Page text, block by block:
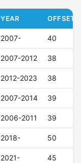
YEAR OFFSET
2007- 40
2007-2012 38
2012-2023 38
2007-2014 39
2006-2011 39
2018- 50
2021- 45